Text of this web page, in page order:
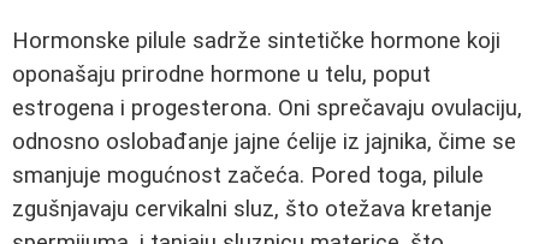
Hormonske pilule sadrže sintetičke hormone koji
oponašaju prirodne hormone u telu, poput
estrogena i progesterona. Oni sprečavaju ovulaciju,
odnosno oslobađanje jajne ćelije iz jajnika, čime se
smanjuje mogućnost začeća. Pored toga, pilule
zgušnjavaju cervikalni sluz, što otežava kretanje